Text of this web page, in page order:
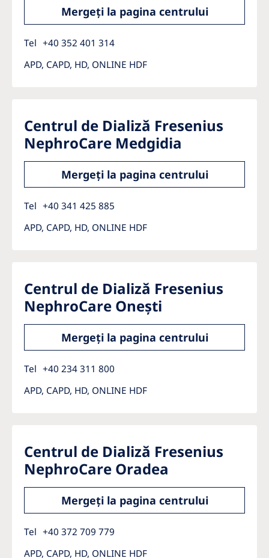
Mergeți la pagina centrului
Tel +40 352 401 314
APD, CAPD, HD, ONLINE HDF
Centrul de Dializă Fresenius
NephroCare Medgidia
Mergeți la pagina centrului
Tel +40 341 425 885
APD, CAPD, HD, ONLINE HDF
Centrul de Dializă Fresenius
NephroCare Onești
Mergeți la pagina centrului
Tel +40 234 311 800
APD, CAPD, HD, ONLINE HDF
Centrul de Dializă Fresenius
NephroCare Oradea
Mergeți la pagina centrului
Tel +40 372 709 779
APD, CAPD, HD, ONLINE HDF